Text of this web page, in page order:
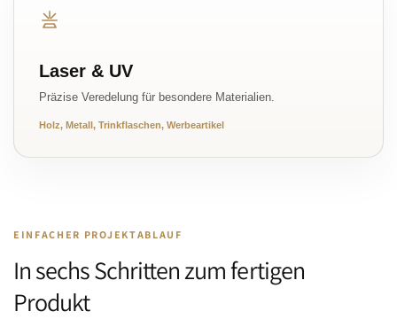
Laser & UV
Präzise Veredelung für besondere Materialien.
Holz, Metall, Trinkflaschen, Werbeartikel
EINFACHER PROJEKTABLAUF
In sechs Schritten zum fertigen
Produkt